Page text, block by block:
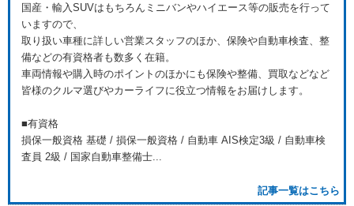
国産・輸入SUVはもちろんミニバンやハイエース等の販売を行って
いますので、
取り扱い車種に詳しい営業スタッフのほか、保険や自動車検査、整
備などの有資格者も数多く在籍。
車両情報や購入時のポイントのほかにも保険や整備、買取などなど
皆様のクルマ選びやカーライフに役立つ情報をお届けします。
■有資格
損保一般資格 基礎 / 損保一般資格 / 自動車 AIS検定3級 / 自動車検
査員 2級 / 国家自動車整備士...
記事一覧はこちら